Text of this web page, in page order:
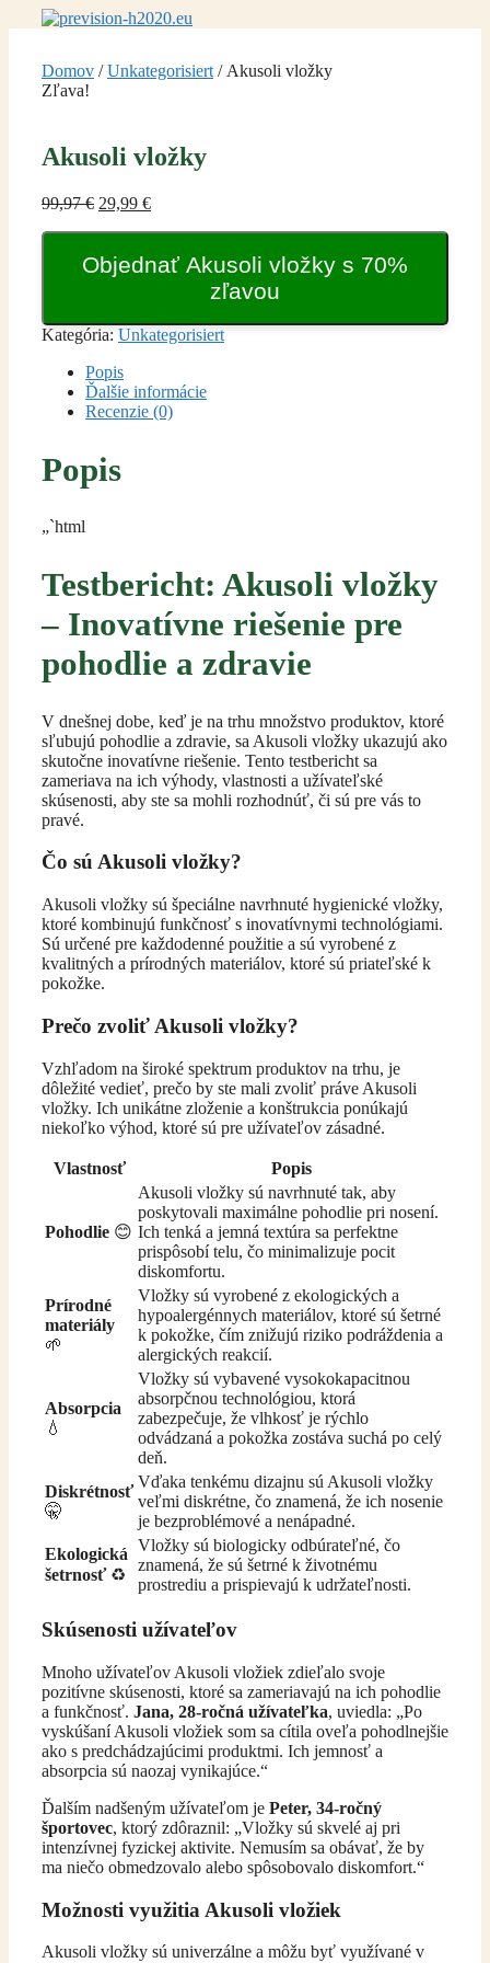
Preskočiť
Domov /Unkategorisiert / Akusoli vložky
Zľava!
Akusoli vložky
99,97€ Pôvodná
99,97 €.
29,99 €Aktuálna
29,99 €.
Objednať Akusoli vložky s 70%
zľavou
Kategória: Unkategorisiert
Popis
Ďalšie informácie
Recenzie (0)
Popis
„`html
Testbericht: Akusoli vložky
– Inovatívne riešenie pre
pohodlie a zdravie
V dnešnej dobe, keď je na trhu množstvo produktov, ktoré
sľubujú pohodlie a zdravie, sa Akusoli vložky ukazujú ako
skutočne inovatívne riešenie. Tento testbericht sa
zameriava na ich výhody, vlastnosti a užívateľské
skúsenosti, aby ste sa mohli rozhodnúť, či sú pre vás to
pravé.
Čo sú Akusoli vložky?
Akusoli vložky sú špeciálne navrhnuté hygienické vložky,
ktoré kombinujú funkčnosť s inovatívnymi technológiami.
Sú určené pre každodenné použitie a sú vyrobené z
kvalitných a prírodných materiálov, ktoré sú priateľské k
pokožke.
Prečo zvoliť Akusoli vložky?
Vzhľadom na široké spektrum produktov na trhu, je
dôležité vedieť, prečo by ste mali zvoliť práve Akusoli
vložky. Ich unikátne zloženie a konštrukcia ponúkajú
niekoľko výhod, ktoré sú pre užívateľov zásadné.
Vlastnosť Popis
Pohodlie 😊
Akusoli vložky sú navrhnuté tak, aby
poskytovali maximálne pohodlie pri nosení.
Ich tenká a jemná textúra sa perfektne
prispôsobí telu, čo minimalizuje pocit
diskomfortu.
Prírodné
materiály
🌱
Vložky sú vyrobené z ekologických a
hypoalergénnych materiálov, ktoré sú šetrné
k pokožke, čím znižujú riziko podráždenia a
alergických reakcií.
Absorpcia
💧
Vložky sú vybavené vysokokapacitnou
absorpčnou technológiou, ktorá
zabezpečuje, že vlhkosť je rýchlo
odvádzaná a pokožka zostáva suchá po celý
deň.
Diskrétnosť
🤫
Vďaka tenkému dizajnu sú Akusoli vložky
veľmi diskrétne, čo znamená, že ich nosenie
je bezproblémové a nenápadné.
Ekologická
šetrnosť♻️
Vložky sú biologicky odbúrateľné, čo
znamená, že sú šetrné k životnému
prostrediu a prispievajú k udržateľnosti.
Skúsenosti užívateľov
Mnoho užívateľov Akusoli vložiek zdieľalo svoje
pozitívne skúsenosti, ktoré sa zameriavajú na ich pohodlie
a funkčnosť. Jana, 28-ročná užívateľka, uviedla: „Po
vyskúšaní Akusoli vložiek som sa cítila oveľa pohodlnejšie
ako s predchádzajúcimi produktmi. Ich jemnosť a
absorpcia sú naozaj vynikajúce.“
Ďalším nadšeným užívateľom je Peter, 34-ročný
športovec, ktorý zdôraznil: „Vložky sú skvelé aj pri
intenzívnej fyzickej aktivite. Nemusím sa obávať, že by
ma niečo obmedzovalo alebo spôsobovalo diskomfort.“
Možnosti využitia Akusoli vložiek
Akusoli vložky sú univerzálne a môžu byť využívané v